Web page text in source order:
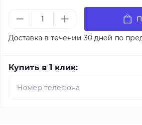
Доставка в течении 30 дней по
Купить в 1 клик: